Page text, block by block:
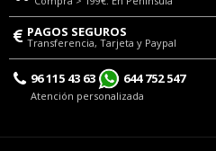
PAGOS SEGUROS
Transferencia, Tarjeta y Paypal
96 115 43 63 644 752 547
Atención personalizada